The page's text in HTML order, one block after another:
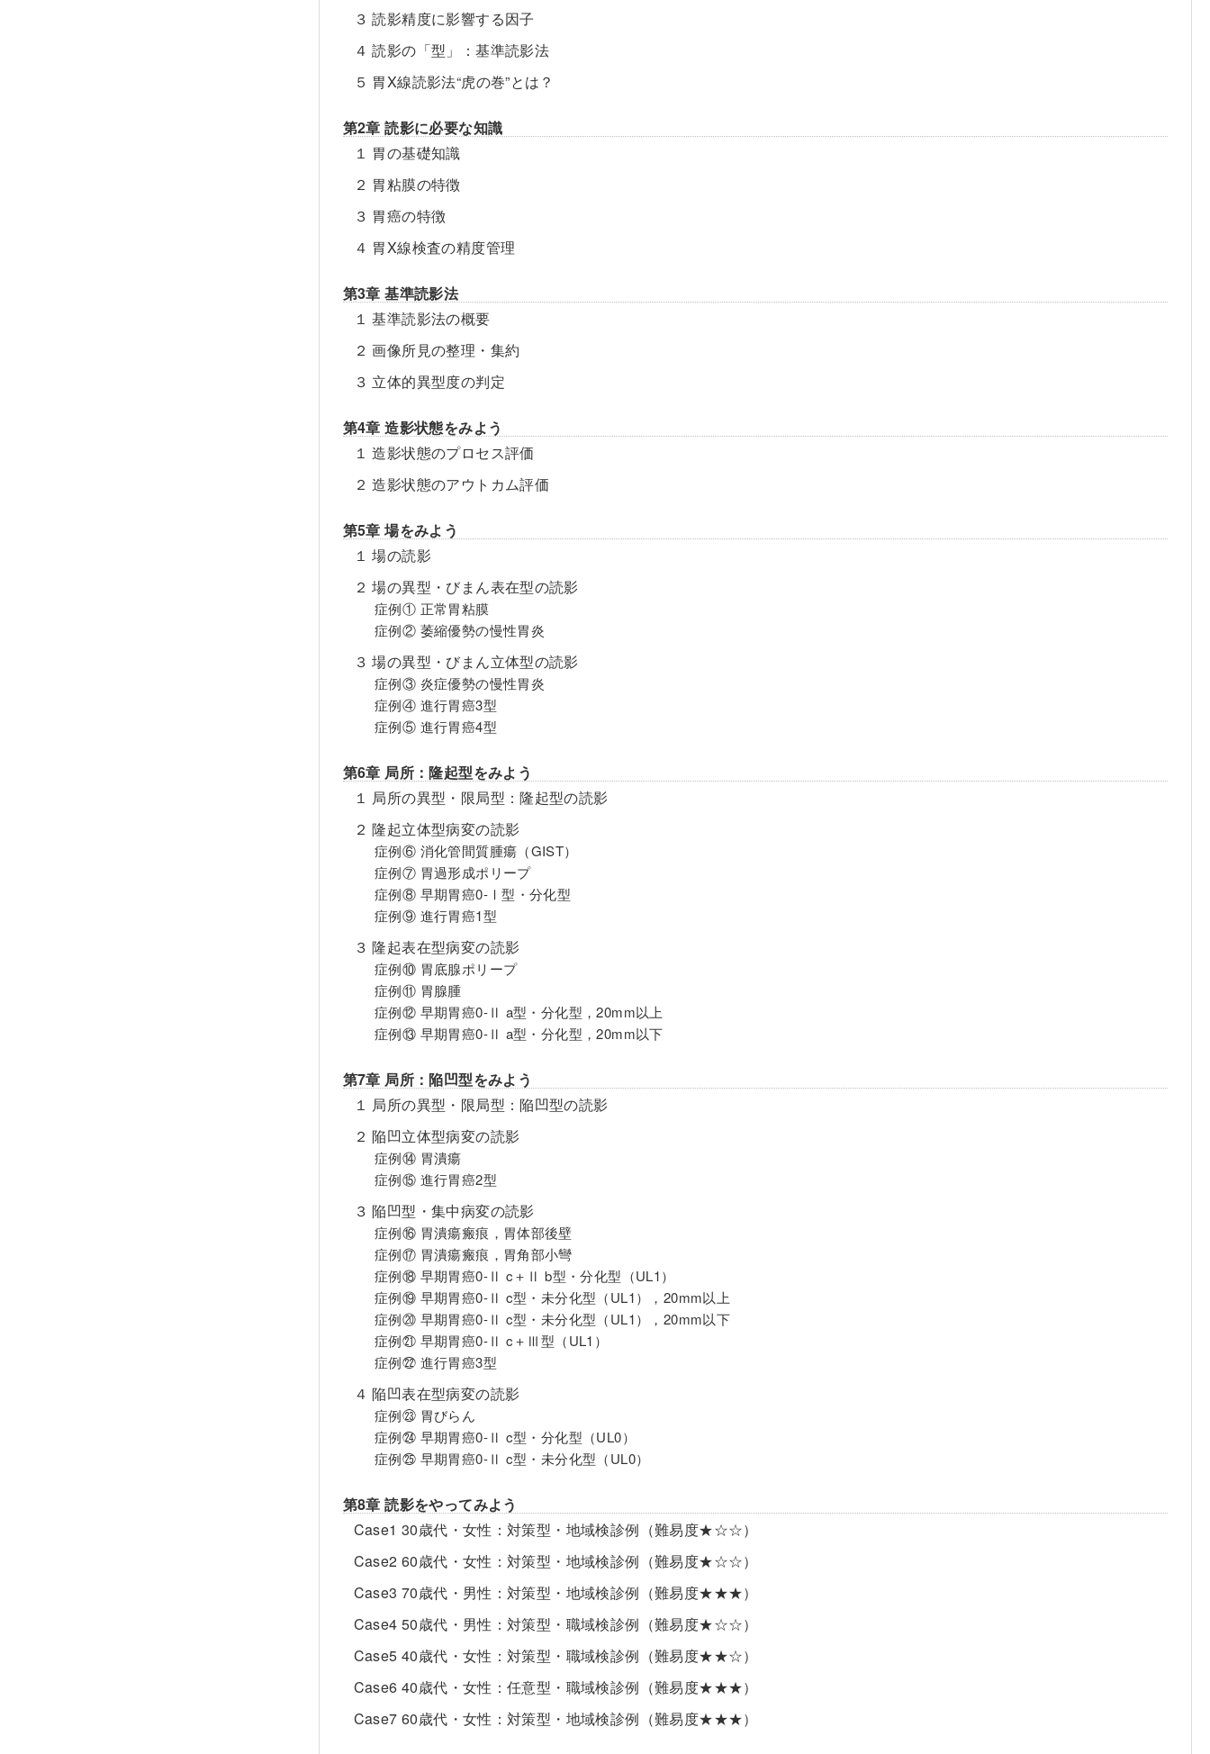
３ 読影精度に影響する因子
４ 読影の「型」：基準読影法
５ 胃X線読影法“虎の巻”とは？
第2章 読影に必要な知識
１ 胃の基礎知識
２ 胃粘膜の特徴
３ 胃癌の特徴
４ 胃X線検査の精度管理
第3章 基準読影法
１ 基準読影法の概要
２ 画像所見の整理・集約
３ 立体的異型度の判定
第4章 造影状態をみよう
１ 造影状態のプロセス評価
２ 造影状態のアウトカム評価
第5章 場をみよう
１ 場の読影
２ 場の異型・びまん表在型の読影
症例① 正常胃粘膜
症例② 萎縮優勢の慢性胃炎
３ 場の異型・びまん立体型の読影
症例③ 炎症優勢の慢性胃炎
症例④ 進行胃癌3型
症例⑤ 進行胃癌4型
第6章 局所：隆起型をみよう
１ 局所の異型・限局型：隆起型の読影
２ 隆起立体型病変の読影
症例⑥ 消化管間質腫瘍（GIST）
症例⑦ 胃過形成ポリープ
症例⑧ 早期胃癌0-Ⅰ型・分化型
症例⑨ 進行胃癌1型
３ 隆起表在型病変の読影
症例⑩ 胃底腺ポリープ
症例⑪ 胃腺腫
症例⑫ 早期胃癌0-Ⅱ a型・分化型，20mm以上
症例⑬ 早期胃癌0-Ⅱ a型・分化型，20mm以下
第7章 局所：陥凹型をみよう
１ 局所の異型・限局型：陥凹型の読影
２ 陥凹立体型病変の読影
症例⑭ 胃潰瘍
症例⑮ 進行胃癌2型
３ 陥凹型・集中病変の読影
症例⑯ 胃潰瘍瘢痕，胃体部後壁
症例⑰ 胃潰瘍瘢痕，胃角部小彎
症例⑱ 早期胃癌0-Ⅱ c＋Ⅱ b型・分化型（UL1）
症例⑲ 早期胃癌0-Ⅱ c型・未分化型（UL1），20mm以上
症例⑳ 早期胃癌0-Ⅱ c型・未分化型（UL1），20mm以下
症例㉑ 早期胃癌0-Ⅱ c＋Ⅲ型（UL1）
症例㉒ 進行胃癌3型
４ 陥凹表在型病変の読影
症例㉓ 胃びらん
症例㉔ 早期胃癌0-Ⅱ c型・分化型（UL0）
症例㉕ 早期胃癌0-Ⅱ c型・未分化型（UL0）
第8章 読影をやってみよう
Case1 30歳代・女性：対策型・地域検診例（難易度★☆☆）
Case2 60歳代・女性：対策型・地域検診例（難易度★☆☆）
Case3 70歳代・男性：対策型・地域検診例（難易度★★★）
Case4 50歳代・男性：対策型・職域検診例（難易度★☆☆）
Case5 40歳代・女性：対策型・職域検診例（難易度★★☆）
Case6 40歳代・女性：任意型・職域検診例（難易度★★★）
Case7 60歳代・女性：対策型・地域検診例（難易度★★★）